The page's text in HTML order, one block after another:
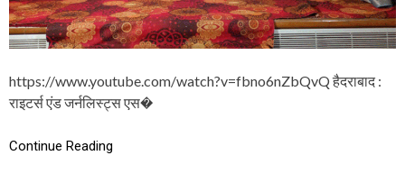
दा
र
लो
ण
https://www.youtube.com/watch?v=fbno6nZbQvQ हैदराबाद :
राइटर्स एंड जर्नलिस्ट्स एस�
Continue Reading